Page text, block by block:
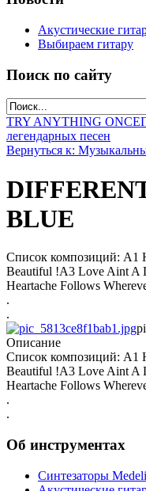
Акустические
Выбираем гитару
Поиск по сайту
TRY ANYTHING ONCE
легендарных песен
Вернуться к:
BLUE
Список композиций: A1
Beautiful !A3 Love Aint A
Heartache Follows
.
.
Описание
Список композиций: A1
Beautiful !A3 Love Aint A
Heartache Follows
.
.
Об инструментах
Синтезаторы Мedeli